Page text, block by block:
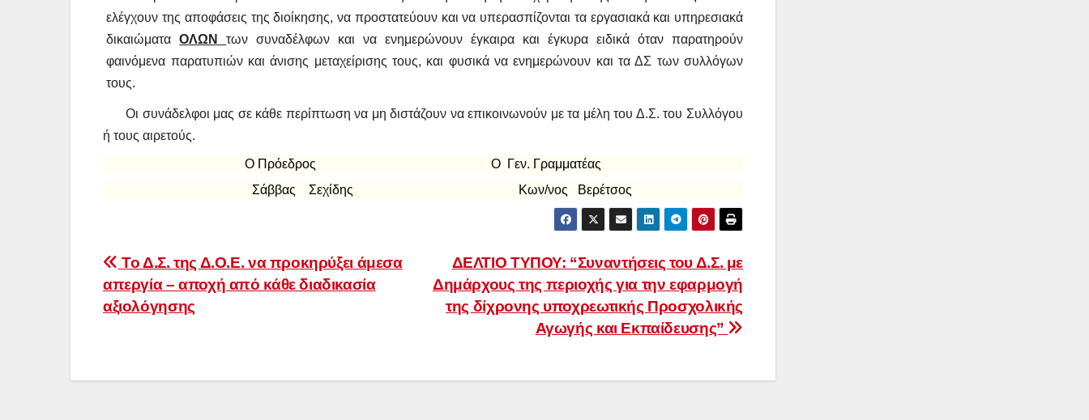
ελέγχουν της αποφάσεις της διοίκησης, να προστατεύουν και να υπερασπίζονται τα εργασιακά και υπηρεσιακά
δικαιώματαΟΛΩΝτων συναδέλφων και να ενημερώνουν έγκαιρα και έγκυρα ειδικά όταν παρατηρούν
φαινόμενα παρατυπιών και άνισης μεταχείρισης τους, και φυσικά να ενημερώνουν και τα ΔΣ των συλλόγων
τους.
Οι συνάδελφοι μας σε κάθε περίπτωση να μη διστάζουν να επικοινωνούν με τα μέλη του Δ.Σ. του Συλλόγου
ή τους αιρετούς.
Ο Πρόεδρος Ο Γεν. Γραμματέας
Σάββας Σεχίδης
Κων/νος Βερέτσος
Πλοήγηση
άρθρων
ΔΕΛΤΙΟ ΤΥΠΟΥ: “Συναντήσεις του Δ.Σ. με
Δημάρχους της περιοχής για την εφαρμογή
της δίχρονης υποχρεωτικής Προσχολικής
Αγωγής και Εκπαίδευσης”
Το Δ.Σ. της Δ.Ο.Ε. να προκηρύξει άμεσα
απεργία – αποχή από κάθε διαδικασία
αξιολόγησης